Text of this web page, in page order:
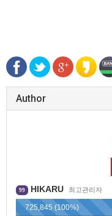
Author
99 HIKARU 최고관리자
725,845 (100%)